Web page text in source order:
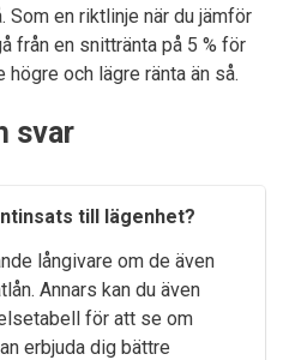
en riktlinje när du jämför
från en snittränta på 5 % för
högre och lägre ränta än så.
svar
till lägenhet?
långivare om de även
Annars kan du även
för att se om
erbjuda dig bättre